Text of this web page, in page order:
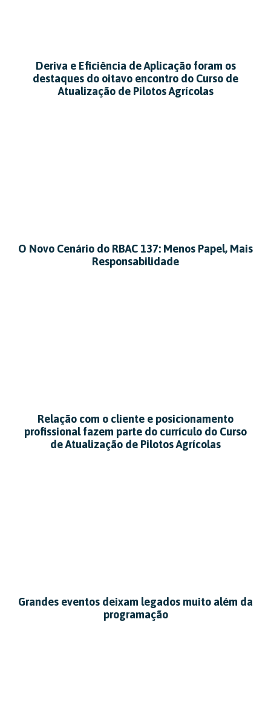
Deriva e Eficiência de Aplicação foram os
destaques do oitavo encontro do Curso de
Atualização de Pilotos Agrícolas
O Novo Cenário do RBAC 137: Menos Papel, Mais
Responsabilidade
Relação com o cliente e posicionamento
profissional fazem parte do currículo do Curso
de Atualização de Pilotos Agrícolas
Grandes eventos deixam legados muito além da
programação